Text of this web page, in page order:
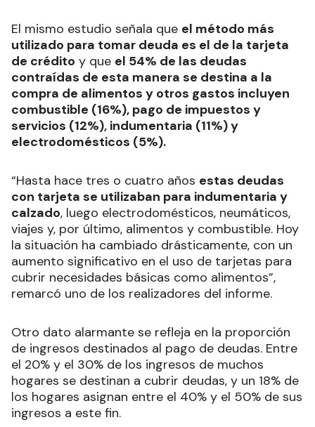
El mismo estudio señala que el método más
utilizado para tomar deuda es el de la tarjeta
de crédito y que el 54% de las deudas
contraídas de esta manera se destina a la
compra de alimentos y otros gastos incluyen
combustible (16%), pago de impuestos y
servicios (12%), indumentaria (11%) y
electrodomésticos (5%).
“Hasta hace tres o cuatro años estas deudas
con tarjeta se utilizaban para indumentaria y
calzado, luego electrodomésticos, neumáticos,
viajes y, por último, alimentos y combustible. Hoy
la situación ha cambiado drásticamente, con un
aumento significativo en el uso de tarjetas para
cubrir necesidades básicas como alimentos”,
remarcó uno de los realizadores del informe.
Otro dato alarmante se refleja en la proporción
de ingresos destinados al pago de deudas. Entre
el 20% y el 30% de los ingresos de muchos
hogares se destinan a cubrir deudas, y un 18% de
los hogares asignan entre el 40% y el 50% de sus
ingresos a este fin.